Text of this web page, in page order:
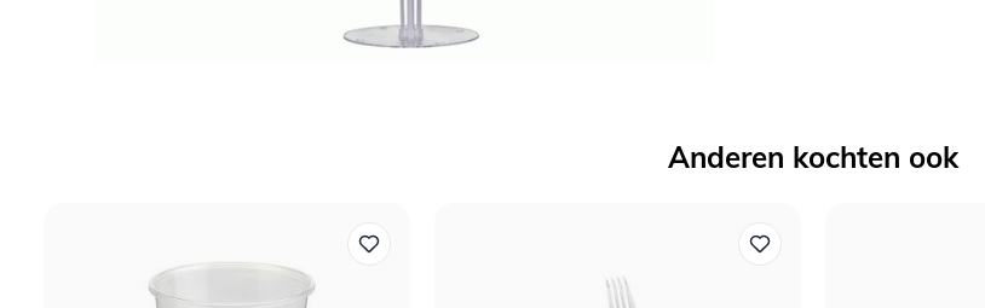
Anderen kochten ook